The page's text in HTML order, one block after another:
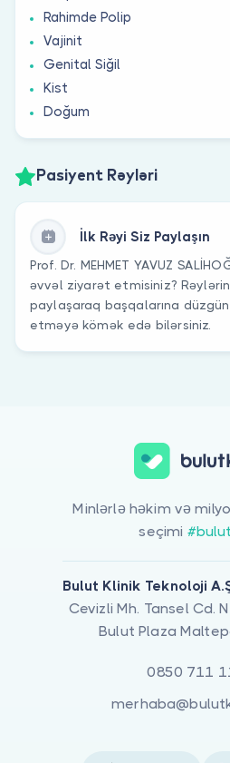
Rahimde Polip
Vajinit
Genital Siğil
Kist
Doğum
Pasiyent Rəyləri
İlk Rəyi Siz Paylaşın
Prof. Dr. MEHMET YAVUZ
əvvəl ziyarət etmisiniz?
paylaşaraq başqalarına
etməyə kömək edə bilərsiniz.
Minlərlə həkim və
seçimi
Bulut Klinik Teknoloji
Cevizli Mh. Tansel Cd.
Bulut Plaza
0850 711